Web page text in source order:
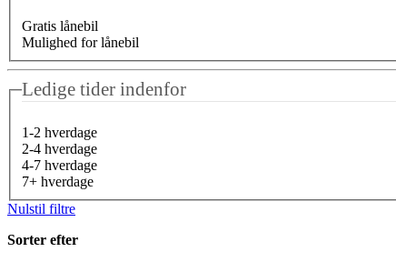
Gratis lånebil
Mulighed for lånebil
Ledige tider indenfor
1-2 hverdage
2-4 hverdage
4-7 hverdage
7+ hverdage
Nulstil filtre
Sorter efter